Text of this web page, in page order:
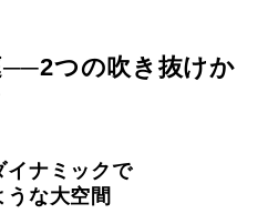
──2つの吹き抜けか
イナミックで
うな大空間